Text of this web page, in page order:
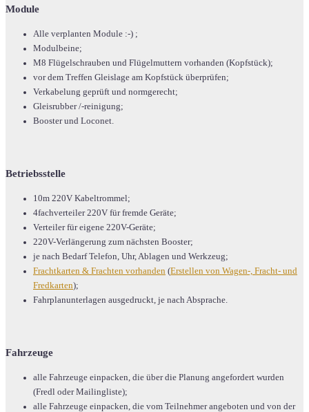
Module
Alle verplanten Module :-) ;
Modulbeine;
M8 Flügelschrauben und Flügelmuttern vorhanden (Kopfstück);
vor dem Treffen Gleislage am Kopfstück überprüfen;
Verkabelung geprüft und normgerecht;
Gleisrubber /-reinigung;
Booster und Loconet.
Betriebsstelle
10m 220V Kabeltrommel;
4fachverteiler 220V für fremde Geräte;
Verteiler für eigene 220V-Geräte;
220V-Verlängerung zum nächsten Booster;
je nach Bedarf Telefon, Uhr, Ablagen und Werkzeug;
Frachtkarten & Frachten vorhanden (Erstellen von Wagen-, Fracht- und
Fredkarten);
Fahrplanunterlagen ausgedruckt, je nach Absprache.
Fahrzeuge
alle Fahrzeuge einpacken, die über die Planung angefordert wurden
(Fredl oder Mailingliste);
alle Fahrzeuge einpacken, die vom Teilnehmer angeboten und von der